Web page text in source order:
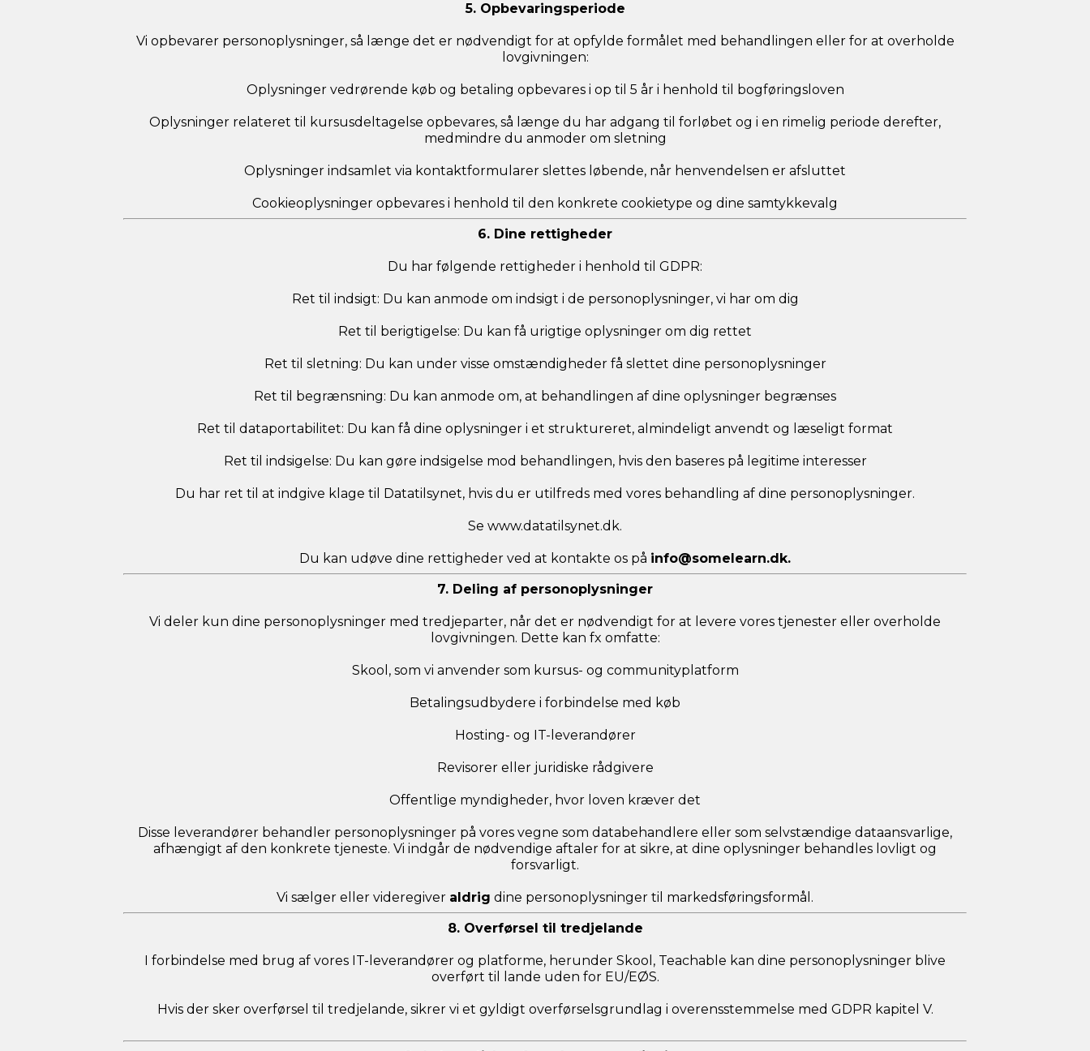
5. Opbevaringsperiode
Vi opbevarer personoplysninger, så længe det er nødvendigt for at opfylde formålet med behandlingen eller for at overholde
lovgivningen:
Oplysninger vedrørende køb og betaling opbevares i op til 5 år i henhold til bogføringsloven
Oplysninger relateret til kursusdeltagelse opbevares, så længe du har adgang til forløbet og i en rimelig periode derefter,
medmindre du anmoder om sletning
Oplysninger indsamlet via kontaktformularer slettes løbende, når henvendelsen er afsluttet
Cookieoplysninger opbevares i henhold til den konkrete cookietype og dine samtykkevalg
6. Dine rettigheder
Du har følgende rettigheder i henhold til GDPR:
Ret til indsigt: Du kan anmode om indsigt i de personoplysninger, vi har om dig
Ret til berigtigelse: Du kan få urigtige oplysninger om dig rettet
Ret til sletning: Du kan under visse omstændigheder få slettet dine personoplysninger
Ret til begrænsning: Du kan anmode om, at behandlingen af dine oplysninger begrænses
Ret til dataportabilitet: Du kan få dine oplysninger i et struktureret, almindeligt anvendt og læseligt format
Ret til indsigelse: Du kan gøre indsigelse mod behandlingen, hvis den baseres på legitime interesser
Du har ret til at indgive klage til Datatilsynet, hvis du er utilfreds med vores behandling af dine personoplysninger.
Se www.datatilsynet.dk.
Du kan udøve dine rettigheder ved at kontakte os på info@somelearn.dk.
7. Deling af personoplysninger
Vi deler kun dine personoplysninger med tredjeparter, når det er nødvendigt for at levere vores tjenester eller overholde
lovgivningen. Dette kan fx omfatte:
Skool, som vi anvender som kursus- og communityplatform
Betalingsudbydere i forbindelse med køb
Hosting- og IT-leverandører
Revisorer eller juridiske rådgivere
Offentlige myndigheder, hvor loven kræver det
Disse leverandører behandler personoplysninger på vores vegne som databehandlere eller som selvstændige dataansvarlige,
afhængigt af den konkrete tjeneste. Vi indgår de nødvendige aftaler for at sikre, at dine oplysninger behandles lovligt og
forsvarligt.
Vi sælger eller videregiver aldrig dine personoplysninger til markedsføringsformål.
8. Overførsel til tredjelande
I forbindelse med brug af vores IT-leverandører og platforme, herunder Skool, Teachable kan dine personoplysninger blive
overført til lande uden for EU/EØS.
Hvis der sker overførsel til tredjelande, sikrer vi et gyldigt overførselsgrundlag i overensstemmelse med GDPR kapitel V.